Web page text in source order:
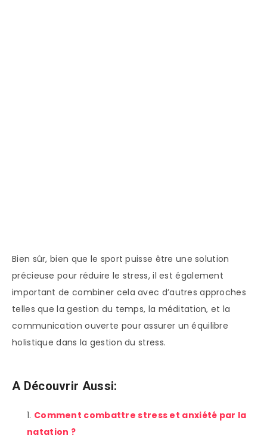
Bien sûr, bien que le sport puisse être une solution
précieuse pour réduire le stress, il est également
important de combiner cela avec d’autres approches
telles que la gestion du temps, la méditation, et la
communication ouverte pour assurer un équilibre
holistique dans la gestion du stress.
A Découvrir Aussi:
Comment combattre stress et anxiété par la
natation ?